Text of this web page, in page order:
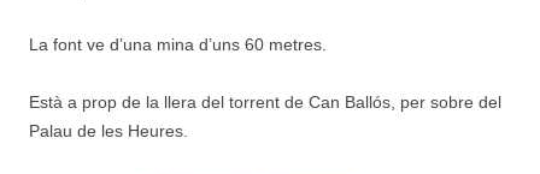
La font ve d’una mina d’uns 60 metres.
Està a prop de la llera del torrent de Can Ballós, per sobre del
Palau de les Heures.